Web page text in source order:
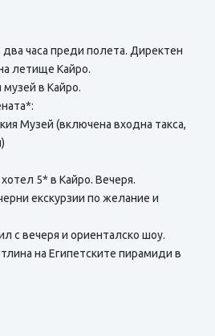
часа преди полета. Директен
летище Кайро.
в Кайро.
Музей (включена входна такса,
5* в Кайро. Вечеря.
екскурзии по желание и
с вечеря и ориенталско шоу.
на Египетските пирамиди в